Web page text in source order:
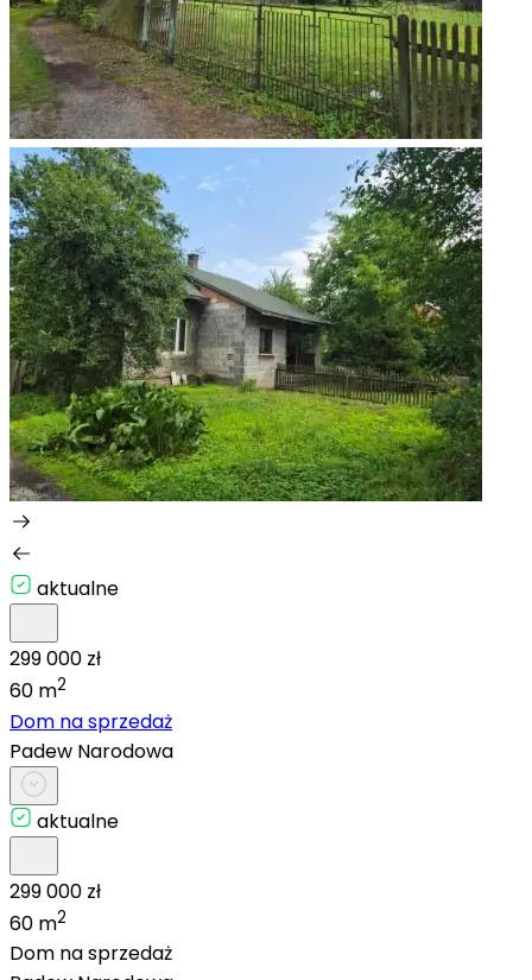
aktualne
299 000 zł
60 m2
Dom na sprzedaż
Padew Narodowa
aktualne
299 000 zł
60 m2
Dom na sprzedaż